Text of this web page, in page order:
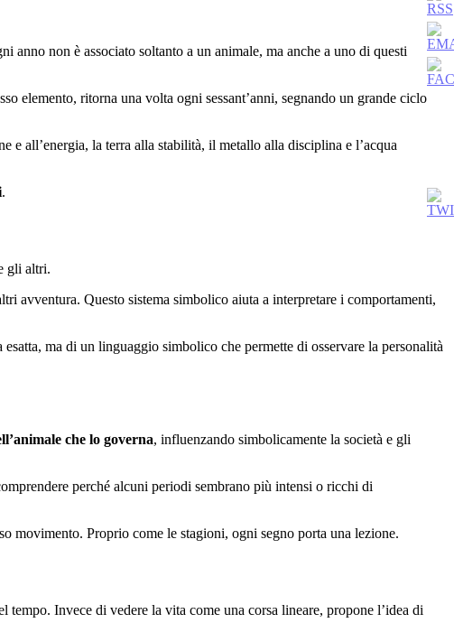
anno non è associato soltanto a un animale, ma anche a uno di questi
elemento, ritorna una volta ogni sessant’anni, segnando un grande ciclo
all’energia, la terra alla stabilità, il metallo alla disciplina e l’acqua
.
gli altri.
avventura. Questo sistema simbolico aiuta a interpretare i comportamenti,
ma di un linguaggio simbolico che permette di osservare la personalità
che lo governa, influenzando simbolicamente la società e gli
perché alcuni periodi sembrano più intensi o ricchi di
movimento. Proprio come le stagioni, ogni segno porta una lezione.
Invece di vedere la vita come una corsa lineare, propone l’idea di